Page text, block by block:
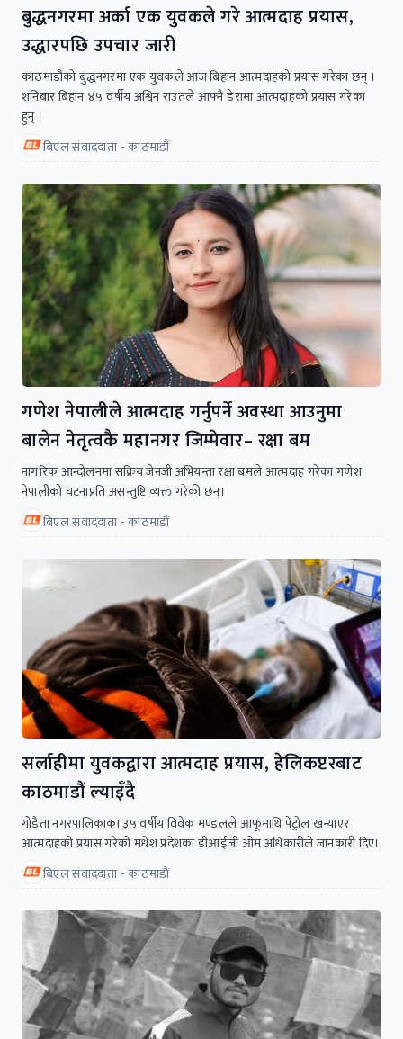
बुद्धनगरमा अर्का एक युवकले गरे आत्मदाह प्रयास,
उद्धारपछि उपचार जारी
काठमाडौंको बुद्धनगरमा एक युवकले आज बिहान आत्मदाहको प्रयास गरेका छन् ।
शनिबार बिहान ४५ वर्षीय अश्विन राउतले आफ्नै डेरामा आत्मदाहको प्रयास गरेका
हुन् ।
बिएल संवाददाता - काठमाडौं
गणेश नेपालीले आत्मदाह गर्नुपर्ने अवस्था आउनुमा
बालेन नेतृत्वकै महानगर जिम्मेवार– रक्षा बम
नागरिक आन्दोलनमा सक्रिय जेनजी अभियन्ता रक्षा बमले आत्मदाह गरेका गणेश
नेपालीको घटनाप्रति असन्तुष्टि व्यक्त गरेकी छन्।
बिएल संवाददाता - काठमाडाैं
सर्लाहीमा युवकद्वारा आत्मदाह प्रयास, हेलिकप्टरबाट
काठमाडौं ल्याइँदै
गोडैता नगरपालिकाका ३५ वर्षीय विवेक मण्डलले आफूमाथि पेट्रोल खन्याएर
आत्मदाहको प्रयास गरेको मधेश प्रदेशका डीआईजी ओम अधिकारीले जानकारी दिए।
बिएल संवाददाता - काठमाडाैं